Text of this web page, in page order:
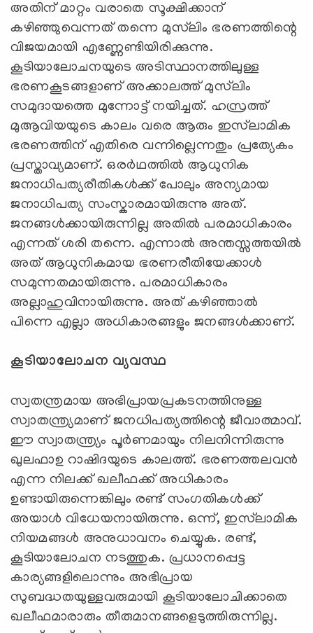
അതിന് മാറ്റം വരാതെ സൂക്ഷിക്കാന്
കഴിഞ്ഞുവെന്നത് തന്നെ മുസ്‌ലിം ഭരണത്തിന്റെ
വിജയമായി എണ്ണേണ്ടിയിരിക്കുന്നു.
കൂടിയാലോചനയുടെ അടിസ്ഥാനത്തിലുള്ള
ഭരണകൂടങ്ങളാണ് അക്കാലത്ത് മുസ്‌ലിം
സമുദായത്തെ മുന്നോട്ട് നയിച്ചത്. ഹസ്രത്ത്
മുആവിയയുടെ കാലം വരെ ആരും ഇസ്‌ലാമിക
ഭരണത്തിന് എതിരെ വന്നില്ലെന്നതും പ്രത്യേകം
പ്രസ്താവ്യമാണ്. ഒരര്‍ഥത്തില്‍ ആധുനിക
ജനാധിപത്യരീതികള്‍ക്ക് പോലും അന്യമായ
ജനാധിപത്യ സംസ്കാരമായിരുന്നു അത്.
ജനങ്ങള്‍ക്കായിരുന്നില്ല അതില്‍ പരമാധികാരം
എന്നത് ശരി തന്നെ. എന്നാല്‍ അന്തസ്സത്തയില്‍
അത് ആധുനികമായ ഭരണരീതിയേക്കാള്‍
സമുന്നതമായിരുന്നു. പരമാധികാരം
അല്ലാഹുവിനായിരുന്നു. അത് കഴിഞ്ഞാല്‍
പിന്നെ എല്ലാ അധികാരങ്ങളും ജനങ്ങള്‍ക്കാണ്.
കൂടിയാലോചന വ്യവസ്ഥ
സ്വതന്ത്രമായ അഭിപ്രായപ്രകടനത്തിനുള്ള
സ്വാതന്ത്ര്യമാണ് ജനധിപത്യത്തിന്റെ ജീവാത്മാവ്.
ഈ സ്വാതന്ത്ര്യം പൂര്‍ണമായും നിലനിന്നിരുന്നു
ഖുലഫാഉ റാഷിദയുടെ കാലത്ത്. ഭരണത്തലവന്‍
എന്ന നിലക്ക് ഖലീഫക്ക് അധികാരം
ഉണ്ടായിരുന്നെങ്കിലും രണ്ട് സംഗതികള്‍ക്ക്
അയാള്‍ വിധേയനായിരുന്നു. ഒന്ന്, ഇസ്‌ലാമിക
നിയമങ്ങള്‍ അനുധാവനം ചെയ്യുക. രണ്ട്,
കൂടിയാലോചന നടത്തുക. പ്രധാനപ്പെട്ട
കാര്യങ്ങളിലൊന്നും അഭിപ്രായ
സുബദ്ധതയുള്ളവരുമായി കൂടിയാലോചിക്കാതെ
ഖലീഫമാരാരും തീരുമാനങ്ങളെടുത്തിരുന്നില്ല.